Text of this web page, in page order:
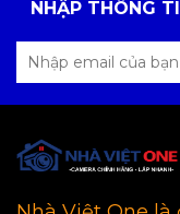
NHẬP THÔNG